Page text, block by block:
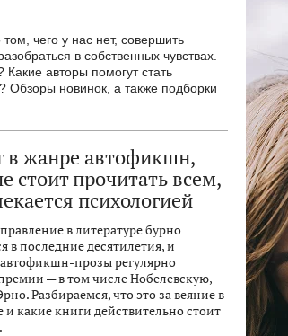
чего у нас нет, совершить
в собственных чувствах.
Какие авторы помогут стать
Обзоры новинок, а также подборки
в жанре автофикшн,
стоит прочитать всем,
психологией
в литературе бурно
в последние десятилетия, и
автофикшн-прозы регулярно
— в том числе Нобелевскую,
Разбираемся, что это за веяние в
и какие книги действительно стоит